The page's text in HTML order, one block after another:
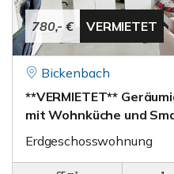
780,- € VERMIETET
Bickenbach
**VERMIETET**
mit Wohnküche und
Erdgeschosswohnung